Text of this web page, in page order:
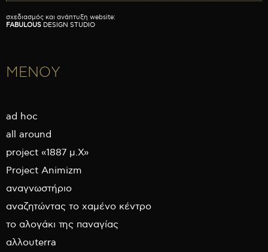
σχεδιασμός και ανάπτυξη website:
FABULOUS DESIGN STUDIO
ΜΕΝΟΥ
ad hoc
all around
project «1887 μ.Χ»
Project Animizm
αναγνωστήριο
αναζητώντας το χαμένο κέντρο
το αλογάκι της παναγίας
αλλουterra